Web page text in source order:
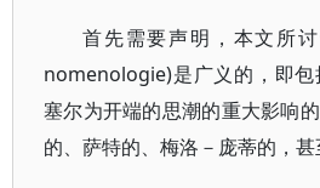
首先需要声明，本文所
nomenologie)是广义的，即
塞尔为开端的思潮的重大影响
的、萨特的、梅洛－庞蒂的，甚